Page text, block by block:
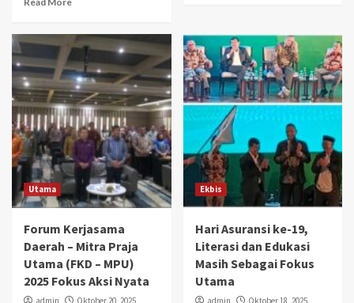
Utama
Forum Kerjasama
Daerah – Mitra Praja
Utama (FKD – MPU)
2025 Fokus Aksi Nyata
admin
Oktober 20, 2025
Ekbis
Hari Asuransi ke-19,
Literasi dan Edukasi
Masih Sebagai Fokus
Utama
admin Oktober 18, 2025